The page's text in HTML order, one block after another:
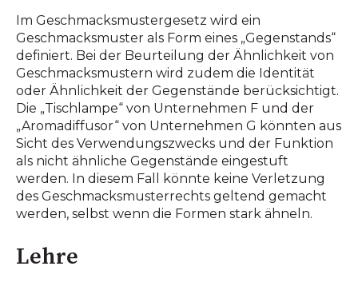
Im Geschmacksmustergesetz wird ein
Geschmacksmuster als Form eines „Gegenstands“
definiert. Bei der Beurteilung der Ähnlichkeit von
Geschmacksmustern wird zudem die Identität
oder Ähnlichkeit der Gegenstände berücksichtigt.
Die „Tischlampe“ von Unternehmen F und der
„Aromadiffusor“ von Unternehmen G könnten aus
Sicht des Verwendungszwecks und der Funktion
als nicht ähnliche Gegenstände eingestuft
werden. In diesem Fall könnte keine Verletzung
des Geschmacksmusterrechts geltend gemacht
werden, selbst wenn die Formen stark ähneln.
Lehre